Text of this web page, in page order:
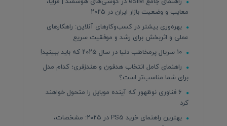
معایب و وضعیت بازار ایران در ۲۰۲۵
بهره‌وری بیشتر در کسب‌وکارهای آنلاین: راهکارهای
عملی و اثربخش برای رشد و موفقیت سریع
راهنمای کامل انتخاب هدفون و هندزفری؛ کدام مدل
برای شما مناسب‌تر است؟
۶ فناوری نوظهور که آینده موبایل را متحول خواهند
کرد
بهترین راهنمای خرید PS5 در ۲۰۲۵: مشخصات،